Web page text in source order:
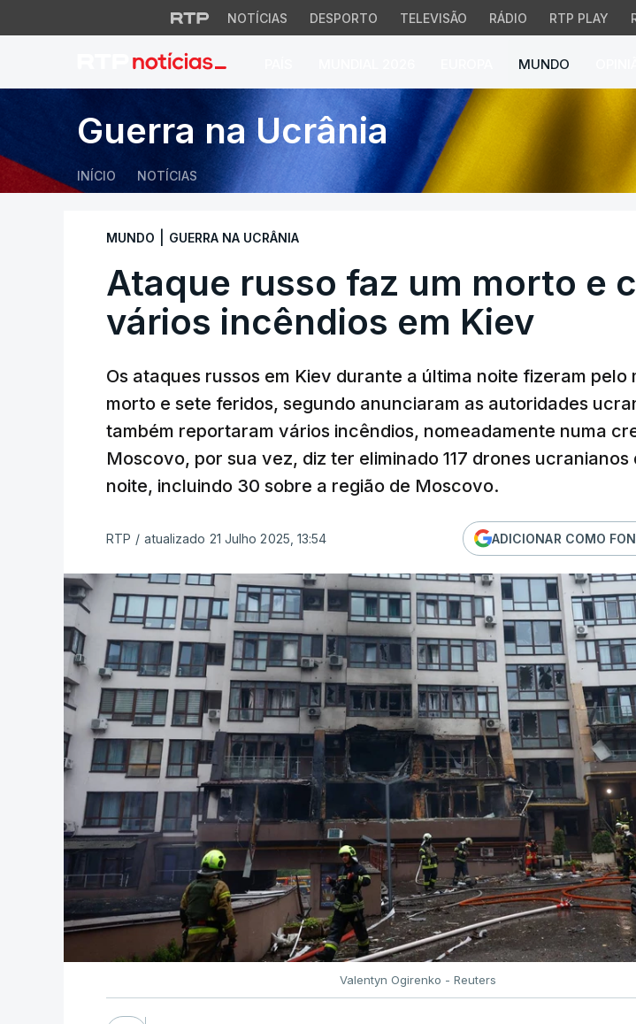
NOTÍCIAS DESPORTO TELEVISÃO RÁDIO RTP PLAY
MUNDO
Ataque russo faz um morto e
Guerra na Ucrânia
INÍCIO NOTÍCIAS
MUNDO GUERRA NA UCRÂNIA
Ataque russo faz um morto e
vários incêndios em Kiev
Os ataques russos em Kiev durante a última noite fizeram pelo
morto e sete feridos, segundo anunciaram as autoridades
também reportaram vários incêndios, nomeadamente numa
Moscovo, por sua vez, diz ter eliminado 117 drones ucranianos
noite, incluindo 30 sobre a região de Moscovo.
RTP / atualizado 21 Julho 2025, 13:54 ADICIONAR COMO
Valentyn Ogirenko - Reuters